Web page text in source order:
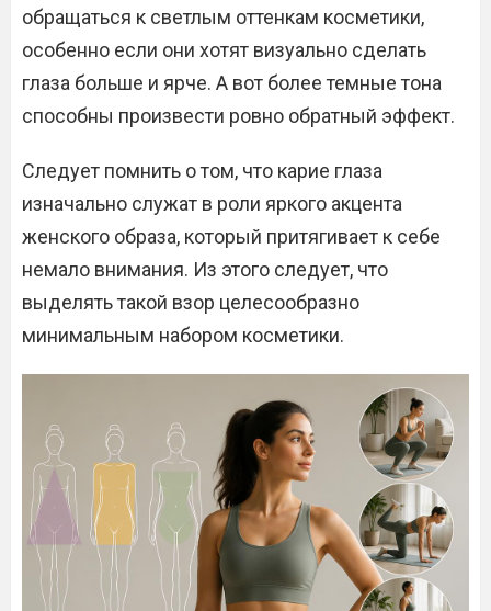
обращаться к светлым оттенкам косметики,
особенно если они хотят визуально сделать
глаза больше и ярче. А вот более темные тона
способны произвести ровно обратный эффект.
Следует помнить о том, что карие глаза
изначально служат в роли яркого акцента
женского образа, который притягивает к себе
немало внимания. Из этого следует, что
выделять такой взор целесообразно
минимальным набором косметики.